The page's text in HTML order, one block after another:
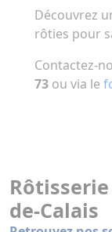
Découvrez
rôties pour
Contactez-
73 ou via le
de-Calais